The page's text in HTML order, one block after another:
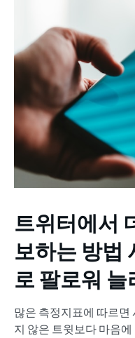
트위터에서
보하는 방법
로 팔로워 늘
많은 측정지표에 따르면
지 않은 트윗보다 마음